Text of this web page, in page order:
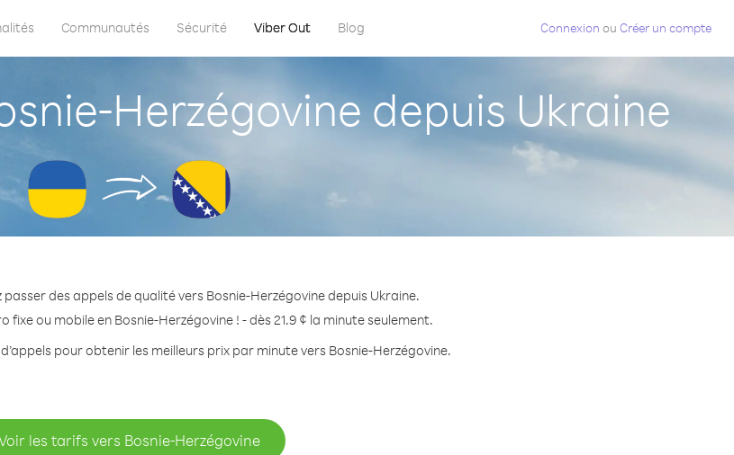
Communautés Sécurité Viber Out Blog Connexion ou Créer un compte
Herzégovine depuis Ukraine
passer des appels de qualité vers Bosnie-Herzégovine depuis Ukraine.
fixe ou mobile en Bosnie-Herzégovine ! - dès 21.9 ¢ la minute seulement.
pour obtenir les meilleurs prix par minute vers Bosnie-Herzégovine.
les tarifs vers Bosnie-Herzégovine